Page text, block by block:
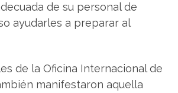
de su personal de
ayudarles a preparar al
de la Oficina Internacional de
manifestaron aquella